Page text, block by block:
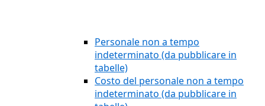
Personale non a tempo
indeterminato (da pubblicare in
tabelle)
Costo del personale non a tempo
indeterminato (da pubblicare in